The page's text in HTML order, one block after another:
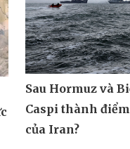
Sau Hormuz và
Caspi thành
của Iran?